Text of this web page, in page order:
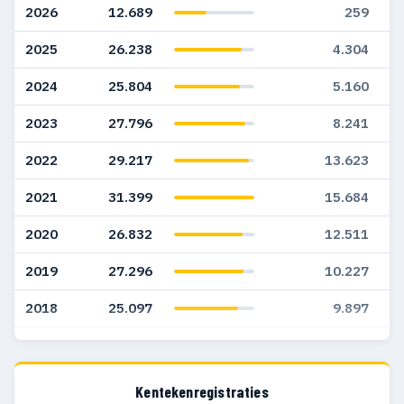
2026 12.689 259
2025 26.238 4.304
2024 25.804 5.160
2023 27.796 8.241
2022 29.217 13.623
2021 31.399 15.684
2020 26.832 12.511
2019 27.296 10.227
2018 25.097 9.897
2017 21.893 9.496
Kentekenregistraties